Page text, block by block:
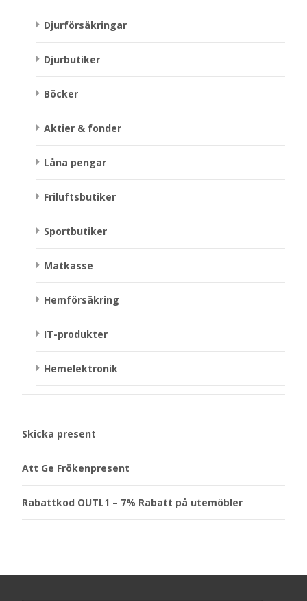
Djurförsäkringar
Djurbutiker
Böcker
Aktier & fonder
Låna pengar
Friluftsbutiker
Sportbutiker
Matkasse
Hemförsäkring
IT-produkter
Hemelektronik
Skicka present
Att Ge Frökenpresent
Rabattkod OUTL1 – 7% Rabatt på utemöbler